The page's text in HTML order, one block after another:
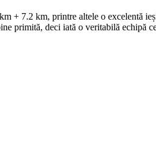
+ 7.2 km, printre altele o excelentă
primită, deci iată o veritabilă echipă